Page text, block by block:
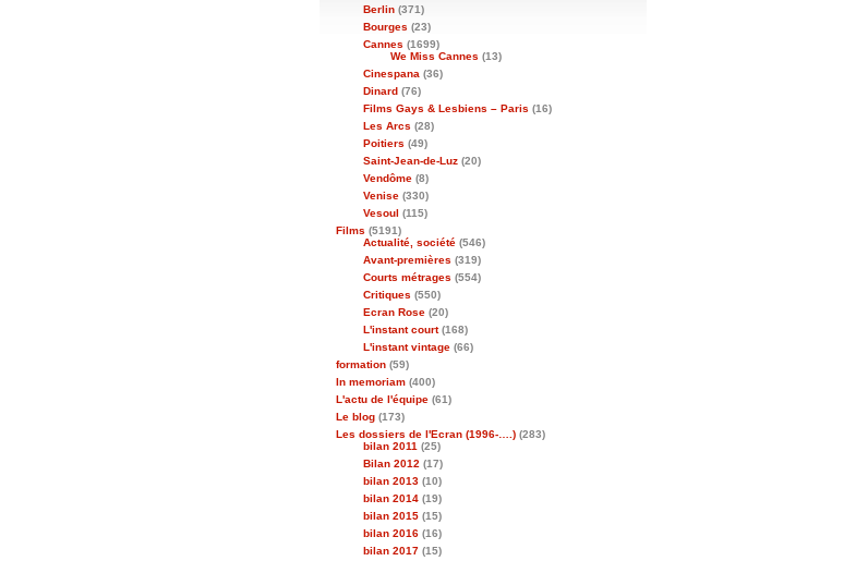
Berlin (371)
Bourges (23)
Cannes (1699)
We Miss Cannes (13)
Cinespana (36)
Dinard (76)
Films Gays & Lesbiens – Paris (16)
Les Arcs (28)
Poitiers (49)
Saint-Jean-de-Luz (20)
Vendôme (8)
Venise (330)
Vesoul (115)
Films (5191)
Actualité, société (546)
Avant-premières (319)
Courts métrages (554)
Critiques (550)
Ecran Rose (20)
L'instant court(168)
L'instant vintage (66)
formation (59)
In memoriam (400)
L'actu de l'équipe (61)
Le blog (173)
Les dossiers de l'Ecran (1996-….) (283)
bilan 2011 (25)
Bilan 2012 (17)
bilan 2013 (10)
bilan 2014 (19)
bilan 2015 (15)
bilan 2016 (16)
bilan 2017 (15)